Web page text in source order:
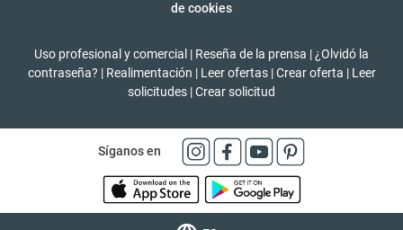
de cookies
Uso profesional y comercial | Reseña de la prensa | ¿Olvidó la
contraseña? | Realimentación | Leer ofertas | Crear oferta | Leer
solicitudes |Crear solicitud
Síganos en